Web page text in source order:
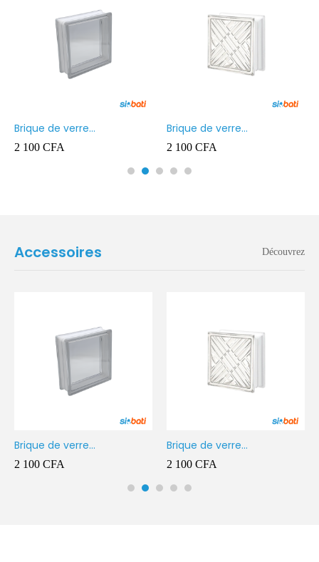
Brique de verre
190X190X80MM Transparent
2 100 CFA
Brique de verre
190X190X80MM CROSS
2 100 CFA
Accessoires Découvrez
Brique de verre
190X190X80MM Transparent
2 100 CFA
Brique de verre
190X190X80MM CROSS
2 100 CFA